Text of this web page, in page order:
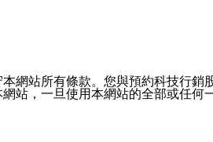
使未加入本公司/本服務好友，您
訊息為限，以廣告或其他目的的
知型訊息。
網站所有條款。您與預約科技行
站，一旦使用本網站的全部或任何